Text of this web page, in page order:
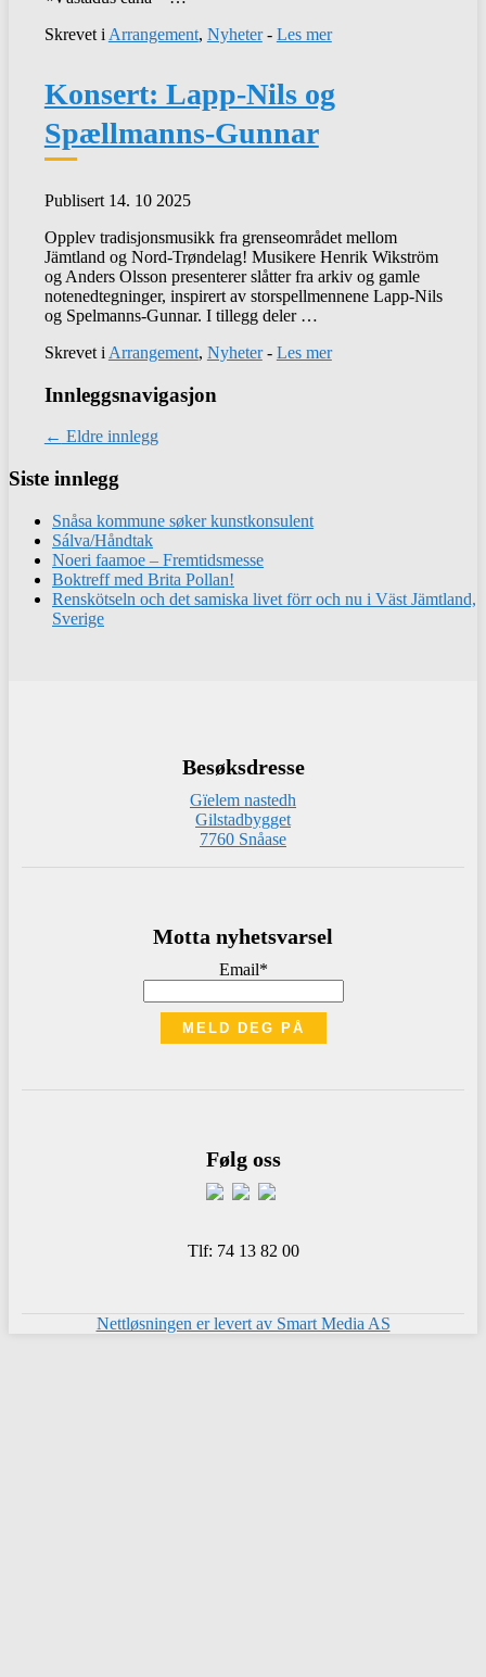
Skrevet i Arrangement, Nyheter- Les mer
Konsert: Lapp-Nils og
Spællmanns-Gunnar
Publisert 14. 10 2025
Opplev tradisjonsmusikk fra grenseområdet mellom
Jämtland og Nord-Trøndelag! Musikere Henrik Wikström
og Anders Olsson presenterer slåtter fra arkiv og gamle
notenedtegninger, inspirert av storspellmennene Lapp-Nils
og Spelmanns-Gunnar. I tillegg deler …
Skrevet i Arrangement, Nyheter- Les mer
Innleggsnavigasjon
← Eldre innlegg
Siste innlegg
Snåsa kommune søker kunstkonsulent
Sálva/Håndtak
Noeri faamoe – Fremtidsmesse
Boktreff med Brita Pollan!
Renskötseln och det samiska livet förr och nu i Väst Jämtland,
Sverige
Besøksdresse
Gïelem nastedh
Gilstadbygget
7760 Snåase
Motta nyhetsvarsel
Email*
Følg oss
Tlf: 74 13 82 00
Nettløsningen er levert av Smart Media AS